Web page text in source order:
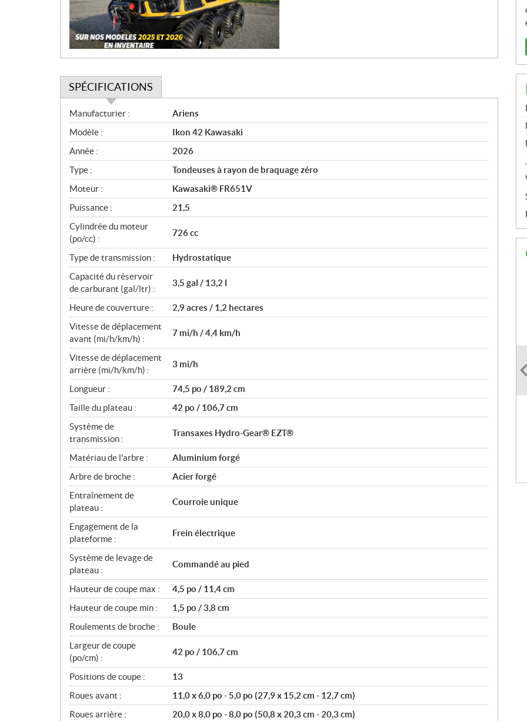
o
n
SPÉCIFICATIONS
S
p
é
c
i
f
i
c
a
t
i
o
n
s
Manufacturier :
Ariens
Modèle :
Ikon 42 Kawasaki
Année :
2026
Type :
Tondeuses à rayon de braquage zéro
Moteur :
Kawasaki® FR651V
Puissance :
21,5
Cylindrée du moteur
(po/cc) :
726 cc
Type de transmission :
Hydrostatique
Capacité du réservoir
de carburant (gal/ltr) :
3,5 gal / 13,2 l
Heure de couverture :
2,9 acres / 1,2 hectares
Vitesse de déplacement
avant (mi/h/km/h) :
7 mi/h / 4,4 km/h
Vitesse de déplacement
arrière (mi/h/km/h) :
3 mi/h
Longueur :
74,5 po / 189,2 cm
Taille du plateau :
42 po / 106,7 cm
Système de
transmission :
Transaxes Hydro-Gear® EZT®
Matériau de l'arbre :
Aluminium forgé
Arbre de broche :
Acier forgé
Entraînement de
plateau :
Courroie unique
Engagement de la
plateforme :
Frein électrique
Système de levage de
plateau :
Commandé au pied
Hauteur de coupe max :
4,5 po / 11,4 cm
Hauteur de coupe min :
1,5 po / 3,8 cm
Roulements de broche :
Boule
Largeur de coupe
(po/cm) :
42 po / 106,7 cm
Positions de coupe :
13
Roues avant :
11,0 x 6,0 po - 5,0 po (27,9 x 15,2 cm - 12,7 cm)
Roues arrière :
20,0 x 8,0 po - 8,0 po (50,8 x 20,3 cm - 20,3 cm)